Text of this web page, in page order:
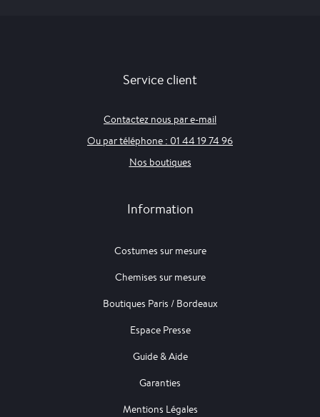
Service client
Contactez nous par e-mail
Ou par téléphone : 01 44 19 74 96
Nos boutiques
Information
Costumes sur mesure
Chemises sur mesure
Boutiques Paris / Bordeaux
Espace Presse
Guide & Aide
Garanties
Mentions Légales